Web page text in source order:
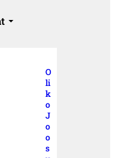
O
li
k
o
J
o
o
s